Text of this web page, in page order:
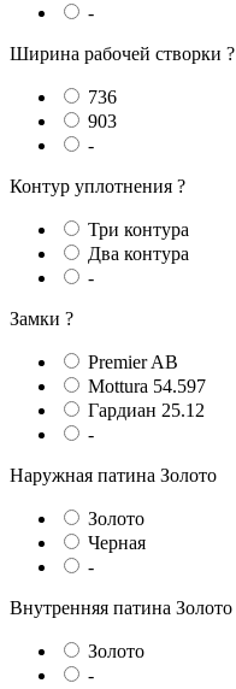
-
Ширина рабочей створки ?
736
903
-
Контур уплотнения ?
Три контура
Два контура
-
Замки ?
Premier AB
Mottura 54.597
Гардиан 25.12
-
Наружная патина Золото
Золото
Черная
-
Внутренняя патина Золото
Золото
-